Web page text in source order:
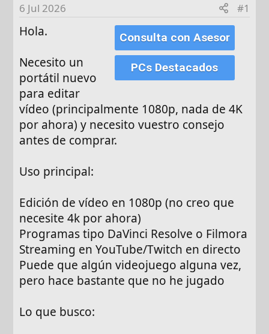
e
6 Jul 2026 #1
Consulta con Asesor
PCs Destacados
Hola.
Necesito un
portátil nuevo
para editar
vídeo (principalmente 1080p, nada de 4K
por ahora) y necesito vuestro consejo
antes de comprar.
Uso principal:
Edición de vídeo en 1080p (no creo que
necesite 4k por ahora)
Programas tipo DaVinci Resolve o Filmora
Streaming en YouTube/Twitch en directo
Puede que algún videojuego alguna vez,
pero hace bastante que no he jugado
Lo que busco: